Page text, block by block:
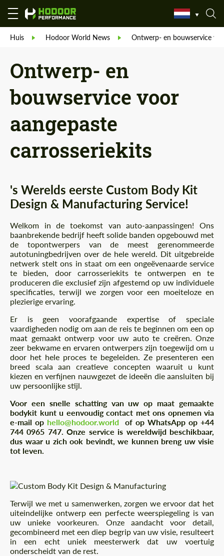
Huis Hodoor World News Ontwerp- en bouwservice
Ontwerp- en
bouwservice voor
aangepaste
carrosseriekits
's Werelds eerste Custom Body Kit
Design & Manufacturing Service!
Welkom in de toekomst van auto-aanpassingen! Ons
baanbrekende bedrijf heeft solide banden opgebouwd met
de topontwerpers van de meest gerenommeerde
autotuningbedrijven over de hele wereld. Dit uitgebreide
netwerk stelt ons in staat om een ongeëvenaarde service
te bieden, door carrosseriekits te ontwerpen en te
produceren die exclusief zijn afgestemd op uw individuele
specificaties, terwijl we zorgen voor een moeiteloze en
plezierige ervaring.
Er is geen voorafgaande expertise of speciale
vaardigheden nodig om aan de reis te beginnen om een op
maat gemaakt ontwerp voor uw auto te creëren. Onze
zeer bekwame en ervaren ontwerpers zijn toegewijd om u
door het hele proces te begeleiden. Ze presenteren een
breed scala aan creatieve concepten waaruit u kunt
kiezen en verfijnen nauwgezet de ideeën die aansluiten bij
uw persoonlijke stijl.
Voor een snelle schatting van uw op maat gemaakte
bodykit kunt u eenvoudig contact met ons opnemen via
e-mail op hello@hodoor.world of op WhatsApp op +44
744 0965 747. Onze service is wereldwijd beschikbaar,
dus waar u zich ook bevindt, we kunnen breng uw visie
tot leven.
Terwijl we met u samenwerken, zorgen we ervoor dat het
uiteindelijke ontwerp een perfecte weerspiegeling is van
uw unieke voorkeuren. Onze aandacht voor detail,
gecombineerd met een diep begrip van uw visie, resulteert
in een echt uniek meesterwerk dat uw voertuig
onderscheidt van de rest.